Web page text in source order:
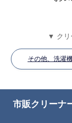
▼ クリ
その他、洗濯
市販クリーナ